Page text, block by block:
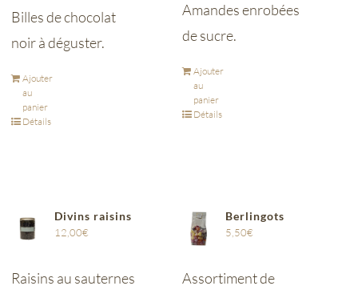
Billes de chocolat
noir à déguster.
Ajouter
au
panier
Détails
Amandes enrobées
de sucre.
Ajouter
au
panier
Détails
Divins raisins
12,00€
Raisins au sauternes
Berlingots
5,50€
Assortiment de